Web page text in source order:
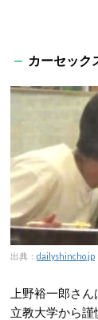
カーセック
出典： dailyshincho.jp
上野裕一郎さ
立教大学から